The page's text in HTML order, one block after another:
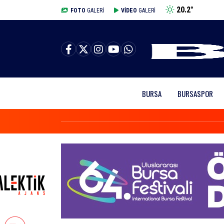
FOTO GALERİ VİDEO GALERİ 20.2°
BURSA BURSASPOR